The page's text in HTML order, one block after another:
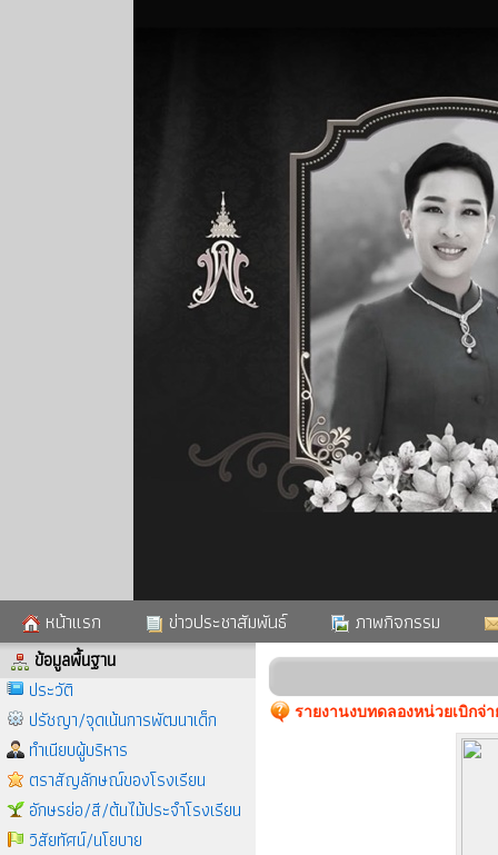
หน้าแรก ข่าวประชาสัมพันธ์ ภาพกิจกรรม
ข้อมูลพื้นฐาน
ประวัติ
ปรัชญา/จุดเน้นการพัฒนาเด็ก
ทำเนียบผู้บริหาร
ตราสัญลักษณ์ของโรงเรียน
อักษรย่อ/สี/ต้นไม้ประจำโรงเรียน
วิสัยทัศน์/นโยบาย
รายงานงบทดลองหน่วยเบิกจ่